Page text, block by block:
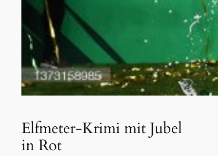
Elfmeter-Krimi mit Jubel
in Rot